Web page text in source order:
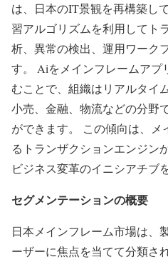
は、日本のIT景観を再構築し
習アルゴリズムを利用してト
析、異常の検出、運用ワーク
す。 Aiをメインフレームアプ
むことで、組織はリアルタイ
小売、金融、物流などの分野
ができます。 この傾向は、
るトランザクションエンジン
ビジネス変革のイニシアチブ
セグメンテーションの概要
日本メインフレーム市場は、
ーザーに焦点を当てて分類さ